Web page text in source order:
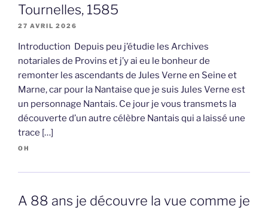
Tournelles, 1585
27 AVRIL 2026
Introduction Depuis peu j’étudie les Archives
notariales de Provins et j’y ai eu le bonheur de
remonter les ascendants de Jules Verne en Seine et
Marne, car pour la Nantaise que je suis Jules Verne est
un personnage Nantais. Ce jour je vous transmets la
découverte d’un autre célèbre Nantais qui a laissé une
trace […]
OH
A 88 ans je découvre la vue comme je